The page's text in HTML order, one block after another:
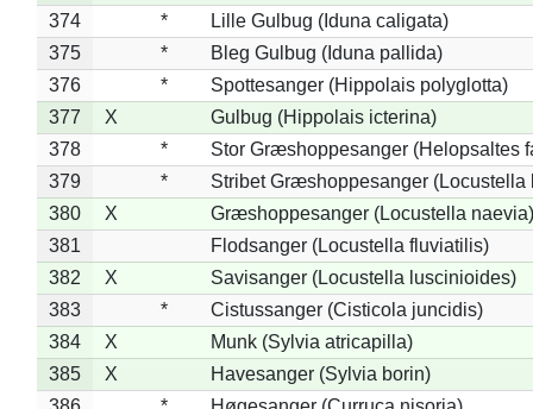
374
*
Lille Gulbug (Iduna caligata)
375
*
Bleg Gulbug (Iduna pallida)
376
*
Spottesanger (Hippolais polyglotta)
377
X
Gulbug (Hippolais icterina)
378
*
Stor Græshoppesanger (Helopsaltes
379
*
Stribet Græshoppesanger (Locustella
380
X
Græshoppesanger (Locustella naevia)
381
Flodsanger (Locustella fluviatilis)
382
X
Savisanger (Locustella luscinioides)
383
*
Cistussanger (Cisticola juncidis)
384
X
Munk (Sylvia atricapilla)
385
X
Havesanger (Sylvia borin)